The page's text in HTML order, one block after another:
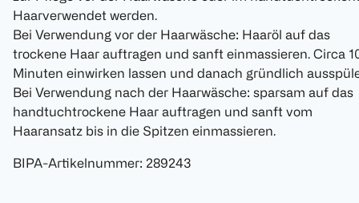
Haarverwendet werden.
Bei Verwendung vor der Haarwäsche: Haaröl auf das
trockene Haar auftragen und sanft einmassieren. Circa
Minuten einwirken lassen und danach gründlich
Bei Verwendung nach der Haarwäsche: sparsam auf das
handtuchtrockene Haar auftragen und sanft vom
Haaransatz bis in die Spitzen einmassieren.
BIPA-Artikelnummer: 289243